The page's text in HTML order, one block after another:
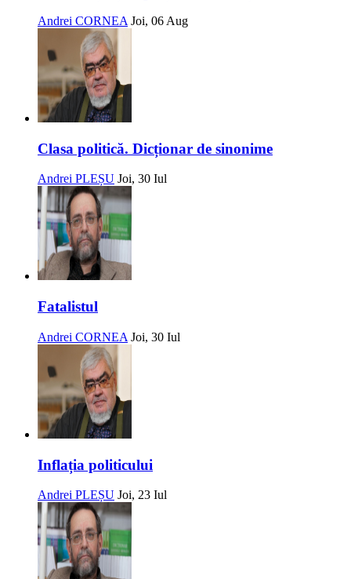
Andrei CORNEA Joi, 06 Aug
Clasa politică. Dicționar de sinonime
Andrei PLEȘU Joi, 30 Iul
Fatalistul
Andrei CORNEA Joi, 30 Iul
Inflația politicului
Andrei PLEȘU Joi, 23 Iul